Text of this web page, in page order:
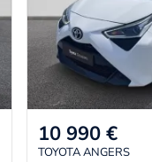
10 990 €
TOYOTA ANGERS